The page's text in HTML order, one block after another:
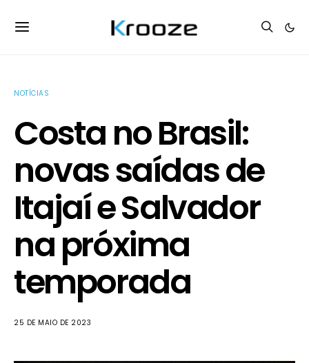
NOTÍCIAS
Costa no Brasil:
novas saídas de
Itajaí e Salvador
na próxima
temporada
25 DE MAIO DE 2023